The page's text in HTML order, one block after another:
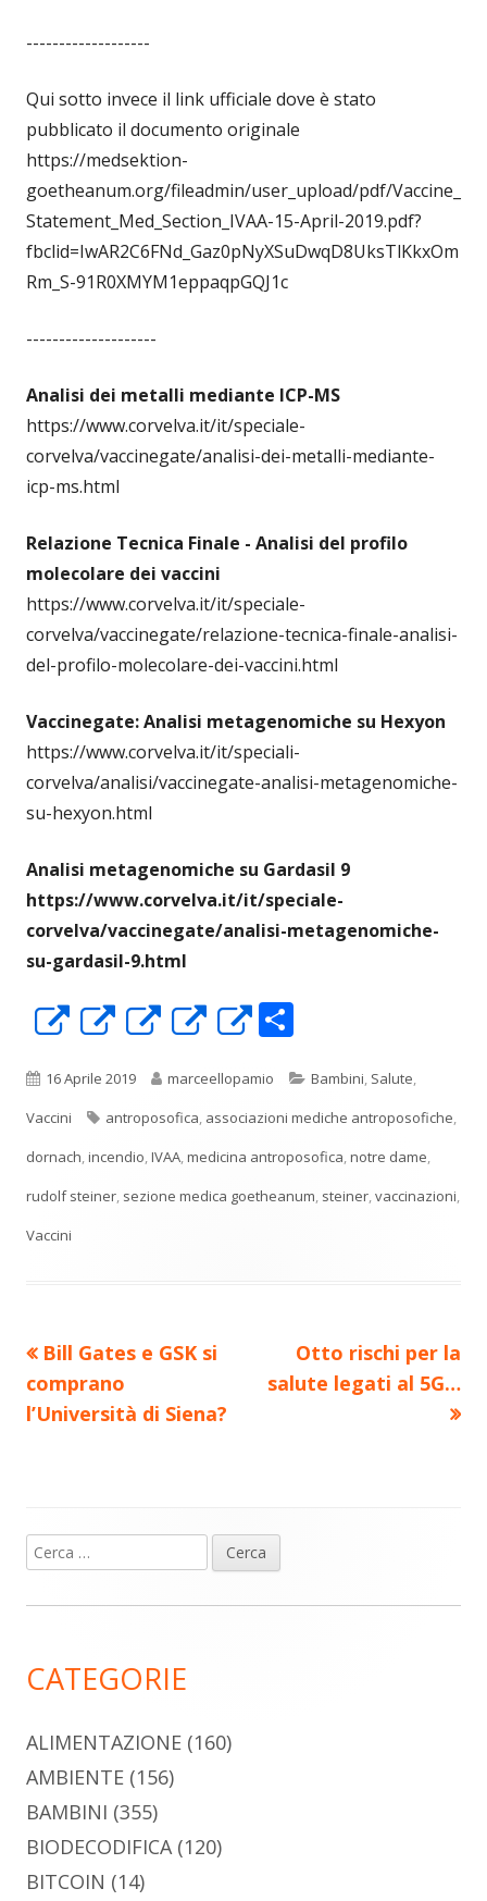
-------------------
Qui sotto invece il link ufficiale dove è stato
pubblicato il documento originale
https://medsektion-
goetheanum.org/fileadmin/user_upload/pdf/Vaccine_
Statement_Med_Section_IVAA-15-April-2019.pdf?
fbclid=IwAR2C6FNd_Gaz0pNyXSuDwqD8UksTlKkxOm
Rm_S-91R0XMYM1eppaqpGQJ1c
--------------------
Analisi dei metalli mediante ICP-MS
https://www.corvelva.it/it/speciale-
corvelva/vaccinegate/analisi-dei-metalli-mediante-
icp-ms.html
Relazione Tecnica Finale - Analisi del profilo
molecolare dei vaccini
https://www.corvelva.it/it/speciale-
corvelva/vaccinegate/relazione-tecnica-finale-analisi-
del-profilo-molecolare-dei-vaccini.html
Vaccinegate: Analisi metagenomiche su Hexyon
https://www.corvelva.it/it/speciali-
corvelva/analisi/vaccinegate-analisi-metagenomiche-
su-hexyon.html
Analisi metagenomiche su Gardasil 9
https://www.corvelva.it/it/speciale-
corvelva/vaccinegate/analisi-metagenomiche-
su-gardasil-9.html
Apre
una
nuova
finestra
Apre
una
nuova
finestra
Apre
una
nuova
finestra
Apre
una
nuova
finestra
Apre
una
nuova
finestra
n
di
vi
di
Pubblicato
16 Aprile 2019 Autore
marceellopamio Categorie
Bambini, Salute,
Vaccini
Tag
antroposofica, associazioni mediche antroposofiche,
dornach,incendio,IVAA,medicina antroposofica,notre dame,
rudolf steiner, sezione medica goetheanum, steiner,vaccinazioni,
Vaccini
Navigazione
articoli
Precedente
articolo:
Bill Gates e GSK si
comprano
l’Università di Siena?
Nuovo
articolo:
Otto rischi per la
salute legati al 5G…
Barra
laterale
Ricerca
per:
CATEGORIE
ALIMENTAZIONE (160)
AMBIENTE (156)
BAMBINI (355)
BIODECODIFICA (120)
BITCOIN (14)